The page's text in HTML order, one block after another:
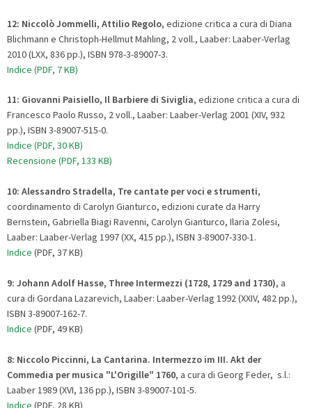
12: Niccolò Jommelli, Attilio Regolo, edizione critica a cura di Diana
Blichmann e Christoph-Hellmut Mahling, 2 voll., Laaber: Laaber-Verlag
2010 (LXX, 836 pp.), ISBN 978-3-89007-3.
Indice (PDF, 7 KB)
11: Giovanni Paisiello, Il Barbiere di Siviglia, edizione critica a cura di
Francesco Paolo Russo, 2 voll., Laaber: Laaber-Verlag 2001 (XIV, 932
pp.), ISBN 3-89007-515-0.
Indice (PDF, 30 KB)
Recensione (PDF, 133 KB)
10: Alessandro Stradella, Tre cantate per voci e strumenti,
coordinamento di Carolyn Gianturco, edizioni curate da Harry
Bernstein, Gabriella Biagi Ravenni, Carolyn Gianturco, Ilaria Zolesi,
Laaber: Laaber-Verlag 1997 (XX, 415 pp.), ISBN 3-89007-330-1.
Indice (PDF, 37 KB)
9: Johann Adolf Hasse, Three Intermezzi (1728, 1729 and 1730), a
cura di Gordana Lazarevich, Laaber: Laaber-Verlag 1992 (XXIV, 482 pp.),
ISBN 3-89007-162-7.
Indice (PDF, 49 KB)
8: Niccolo Piccinni, La Cantarina. Intermezzo im III. Akt der
Commedia per musica "L'Origille" 1760, a cura di Georg Feder, s.l.:
Laaber 1989 (XVI, 136 pp.), ISBN 3-89007-101-5.
Indice (PDF, 28 KB)